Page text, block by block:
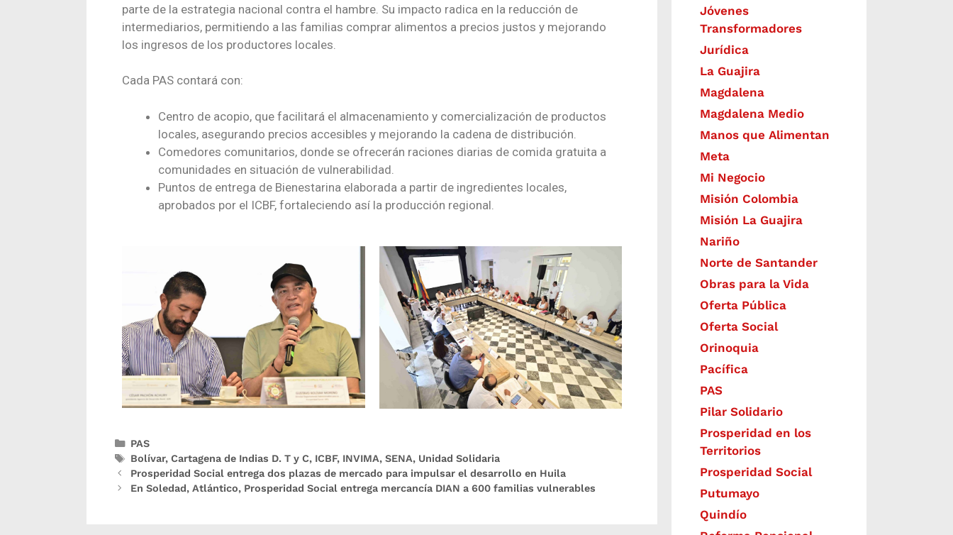
parte de la estrategia nacional contra el hambre. Su impacto radica en la reducción de
intermediarios, permitiendo a las familias comprar alimentos a precios justos y mejorando
los ingresos de los productores locales.
Cada PAS contará con:
Centro de acopio, que facilitará el almacenamiento y comercialización de productos
locales, asegurando precios accesibles y mejorando la cadena de distribución.
Comedores comunitarios, donde se ofrecerán raciones diarias de comida gratuita a
comunidades en situación de vulnerabilidad.
Puntos de entrega de Bienestarina elaborada a partir de ingredientes locales,
aprobados por el ICBF, fortaleciendo así la producción regional.
PAS
Bolívar, Cartagena de Indias D. T y C, ICBF, INVIMA, SENA, Unidad Solidaria
Prosperidad Social entrega dos plazas de mercado para impulsar el desarrollo en Huila
En Soledad, Atlántico, Prosperidad Social entrega mercancía DIAN a 600 familias vulnerables
Jóvenes
Transformadores
Jurídica
La Guajira
Magdalena
Magdalena Medio
Manos que Alimentan
Meta
Mi Negocio
Misión Colombia
Misión La Guajira
Nariño
Norte de Santander
Obras para la Vida
Oferta Pública
Oferta Social​​
Orinoquia
Pacífica
PAS
Pilar Solidario
Prosperidad en los
Territorios
Prosperidad Social
Putumayo
Quindío